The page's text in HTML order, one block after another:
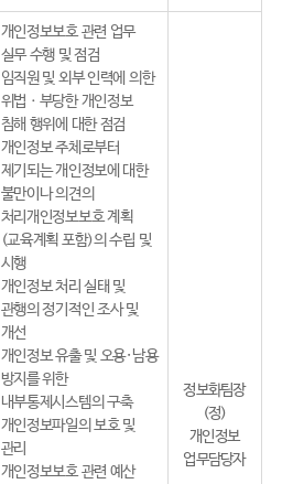
개인정보보호 관련 업무
실무 수행 및 점검
임직원 및 외부 인력에 의한
위법ㆍ부당한 개인정보
침해 행위에 대한 점검
개인정보 주체로부터
제기되는 개인정보에 대한
불만이나 의견의
처리개인정보보호 계획
(교육계획 포함)의 수립 및
시행
개인정보 처리 실태 및
관행의 정기적인 조사 및
개선
개인정보 유출 및 오용·남용
방지를 위한
내부통제시스템의 구축
개인정보파일의 보호 및
관리
개인정보보호 관련 예산
정보화팀장
(정)
개인정보
업무담당자